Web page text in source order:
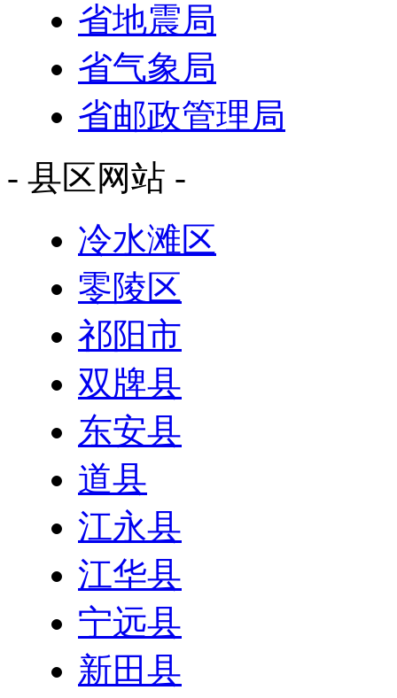
省地震局
省气象局
省邮政管理局
- 县区网站 -
冷水滩区
零陵区
祁阳市
双牌县
东安县
道县
江永县
江华县
宁远县
新田县